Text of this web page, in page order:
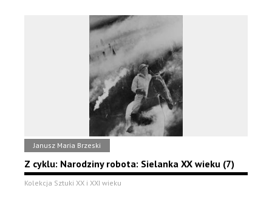
Janusz Maria Brzeski
Z cyklu: Narodziny robota: Sielanka XX wieku (7)
Kolekcja Sztuki XX i XXI wieku